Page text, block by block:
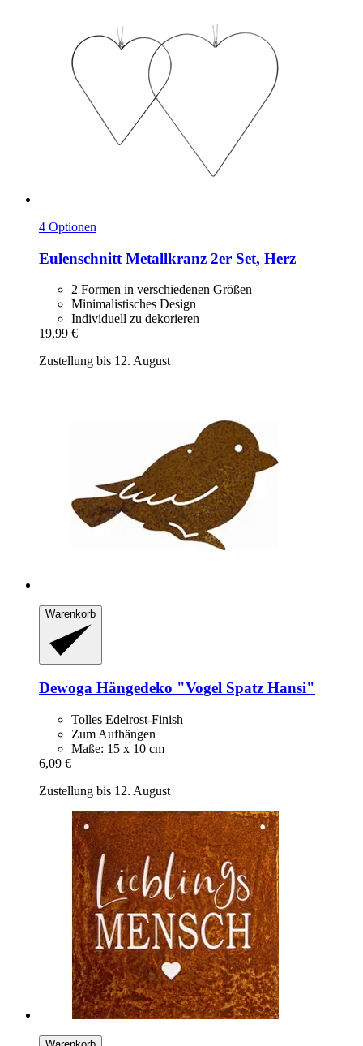
4 Optionen
Eulenschnitt Metallkranz 2er Set, Herz
2 Formen in verschiedenen Größen
Minimalistisches Design
Individuell zu dekorieren
19,99 €
Zustellung bis 12. August
Warenkorb
Dewoga Hängedeko "Vogel Spatz Hansi"
Tolles Edelrost-Finish
Zum Aufhängen
Maße: 15 x 10 cm
6,09 €
Zustellung bis 12. August